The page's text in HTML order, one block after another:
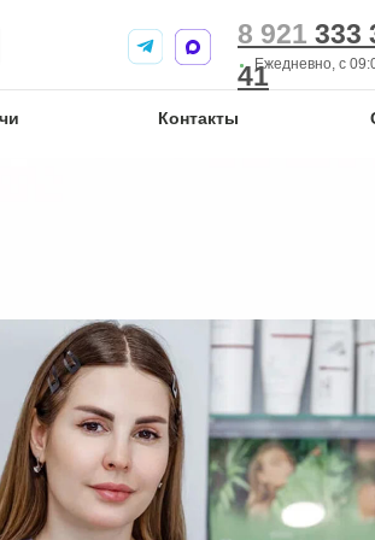
Контакты
8 921 333
41Ежедневно, с
Контакты
8 921 333
41
врачом-
проведении
удалении